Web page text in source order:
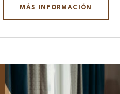
MÁS INFORMACIÓN